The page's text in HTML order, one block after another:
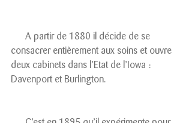
consacrer entièrement aux soins et ouvre
deux cabinets dans l’Etat de l’Iowa :
Davenport et Burlington.